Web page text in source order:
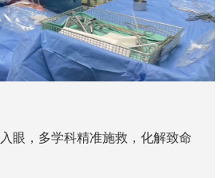
眼，多学科精准施救，化解致命
解剖难题 哈医大二院完成房间隔
左心耳封堵“一站式”治疗
二院骨科团队为复杂成人脊髓栓
疗